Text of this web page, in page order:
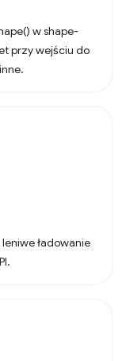
w shape-
przy wejściu do
ładowanie